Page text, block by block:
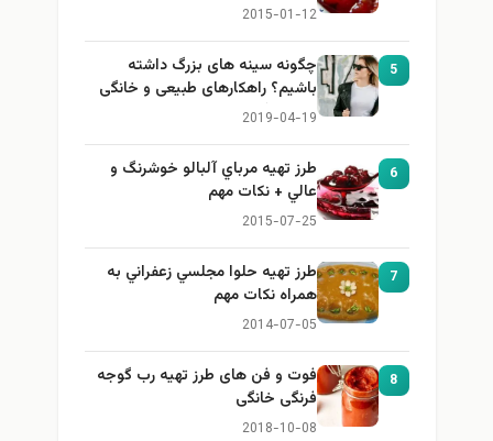
2015-01-12
چگونه سینه های بزرگ داشته
باشیم؟ راهکارهای طبیعی و خانگی
برای بزرگ کردن سینه
2019-04-19
طرز تهيه مرباي آلبالو خوشرنگ و
عالي + نكات مهم
2015-07-25
طرز تهيه حلوا مجلسي زعفراني به
همراه نكات مهم
2014-07-05
فوت و فن های طرز تهیه رب گوجه
فرنگی خانگی
2018-10-08